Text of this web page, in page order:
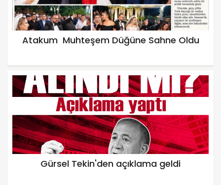
Atakum Muhteşem Düğüne Sahne Oldu
Gürsel Tekin'den açıklama geldi